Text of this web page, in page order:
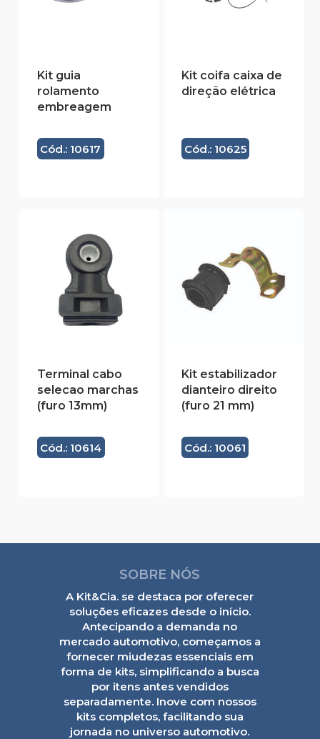
Kit guia
rolamento
embreagem
Cód.: 10617
Kit coifa caixa de
direção elétrica
Cód.: 10625
Terminal cabo
selecao marchas
(furo 13mm)
Cód.: 10614
Kit estabilizador
dianteiro direito
(furo 21 mm)
Cód.: 10061
SOBRE NÓS
A Kit&Cia. se destaca por oferecer
soluções eficazes desde o início.
Antecipando a demanda no
mercado automotivo, começamos a
fornecer miudezas essenciais em
forma de kits, simplificando a busca
por itens antes vendidos
separadamente. Inove com nossos
kits completos, facilitando sua
jornada no universo automotivo.